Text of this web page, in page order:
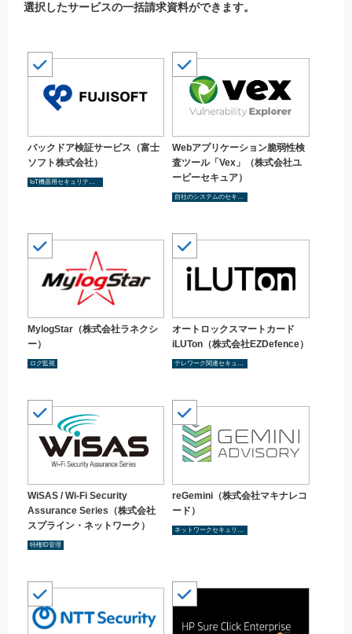
選択したサービスの一括請求資料ができます。
バックドア検証サービス（富士
ソフト株式会社）
Webアプリケーション脆弱性検
査ツール「Vex」（株式会社ユ
ービーセキュア）
MylogStar（株式会社ラネクシ
ー）
ログ監視
オートロックスマートカード
iLUTon（株式会社EZDefence）
WiSAS / Wi-Fi Security
Assurance Series（株式会社
スプライン・ネットワーク）
特権ID管理
reGemini（株式会社マキナレコ
ード）